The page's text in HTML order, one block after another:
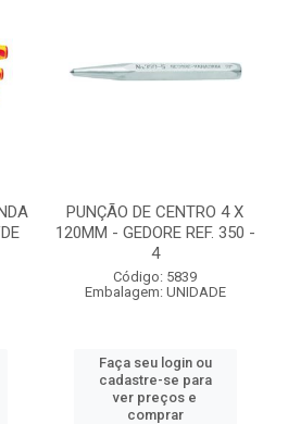
PUNÇÃO DE CENTRO 4 X
120MM - GEDORE REF. 350 -
4
Código: 5839
Embalagem: UNIDADE
Faça seu login ou
cadastre-se para
ver preços e
comprar